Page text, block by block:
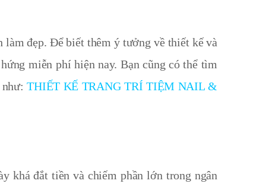
làm đẹp. Để biết thêm ý tưởng về thiết kế và
miễn phí hiện nay. Bạn cũng có thể tìm
như:THIẾT KẾ TRANG TRÍ TIỆM NAIL &
khá đắt tiền và chiếm phần lớn trong ngân